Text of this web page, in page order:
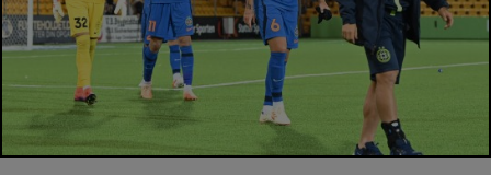
Cupa României
Echipa Națională
U21